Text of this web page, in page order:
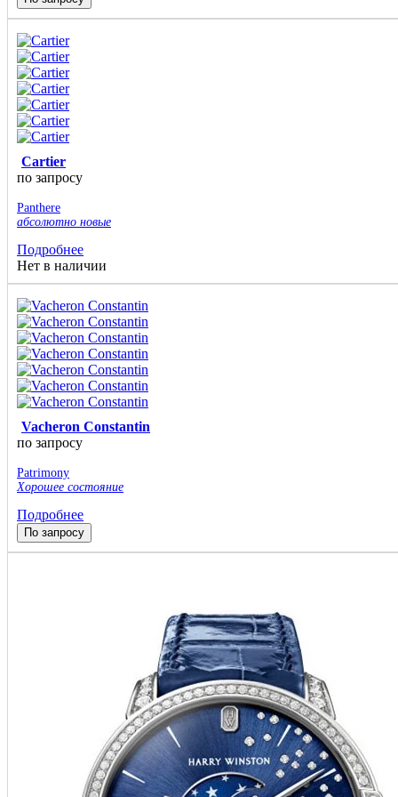
Cartier
по запросу
Panthere
абсолютно новые
Подробнее
Нет в наличии
Vacheron Constantin
по запросу
Patrimony
Хорошее состояние
Подробнее
По запросу